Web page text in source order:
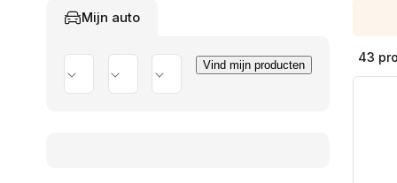
Mijn auto
Model Uitvoering
Vind mijn producten
43